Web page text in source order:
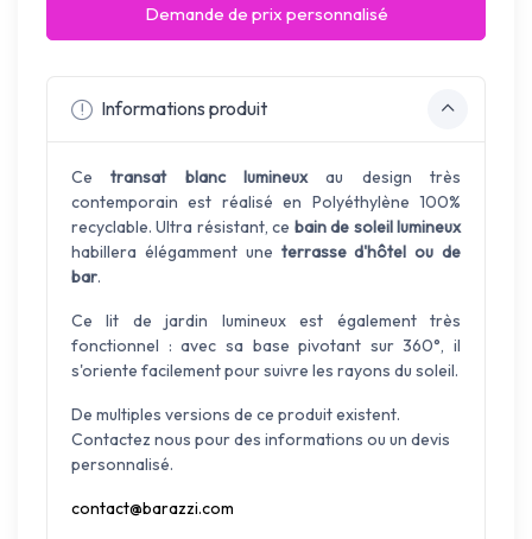
Demande de prix personnalisé
Informations produit
Cetransat blanc lumineuxau design très
contemporain est réalisé en Polyéthylène 100%
recyclable. Ultra résistant, ce bain de soleil lumineux
habillera élégamment une terrasse d'hôtel ou de
bar.
Ce lit de jardin lumineux est également très
fonctionnel : avec sa base pivotant sur 360°, il
s'oriente facilement pour suivre les rayons du soleil.
De multiples versions de ce produit existent.
Contactez nous pour des informations ou un devis
personnalisé.
contact@barazzi.com